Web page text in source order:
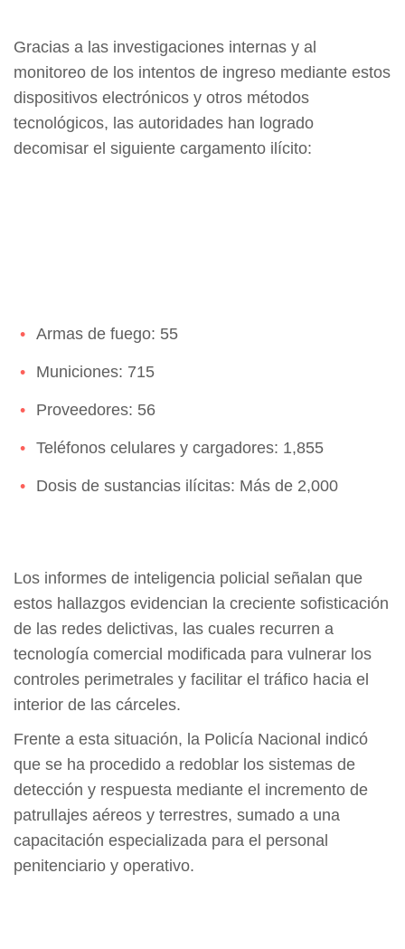
Gracias a las investigaciones internas y al
monitoreo de los intentos de ingreso mediante estos
dispositivos electrónicos y otros métodos
tecnológicos, las autoridades han logrado
decomisar el siguiente cargamento ilícito:
Armas de fuego: 55
Municiones: 715
Proveedores: 56
Teléfonos celulares y cargadores: 1,855
Dosis de sustancias ilícitas: Más de 2,000
Los informes de inteligencia policial señalan que
estos hallazgos evidencian la creciente sofisticación
de las redes delictivas, las cuales recurren a
tecnología comercial modificada para vulnerar los
controles perimetrales y facilitar el tráfico hacia el
interior de las cárceles.
Frente a esta situación, la Policía Nacional indicó
que se ha procedido a redoblar los sistemas de
detección y respuesta mediante el incremento de
patrullajes aéreos y terrestres, sumado a una
capacitación especializada para el personal
penitenciario y operativo.